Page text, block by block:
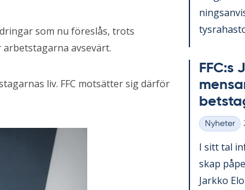
som nu föreslås, trots
avsevärt.
liv. FFC motsätter sig därför
Kategorier
Nyheter
I sitt tal
skap
Jark­ko